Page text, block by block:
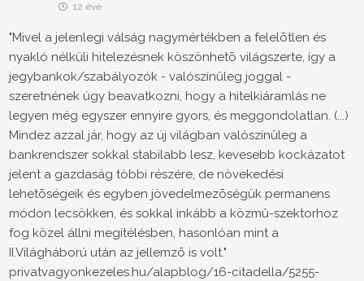
12 éve
"Mivel a jelenlegi válság nagymértékben a felelõtlen és
nyakló nélküli hitelezésnek köszönhetõ világszerte, így a
jegybankok/szabályozók - valószínûleg joggal -
szeretnének úgy beavatkozni, hogy a hitelkiáramlás ne
legyen még egyszer ennyire gyors, és meggondolatlan. (...)
Mindez azzal jár, hogy az új világban valószínûleg a
bankrendszer sokkal stabilabb lesz, kevesebb kockázatot
jelent a gazdaság többi részére, de növekedési
lehetõségeik és egyben jövedelmezõségük permanens
módon lecsökken, és sokkal inkább a közmû-szektorhoz
fog közel állni megítélésben, hasonlóan mint a
II.Világháború után az jellemzõ is volt."
privatvagyonkezeles.hu/alapblog/16-citadella/5255-